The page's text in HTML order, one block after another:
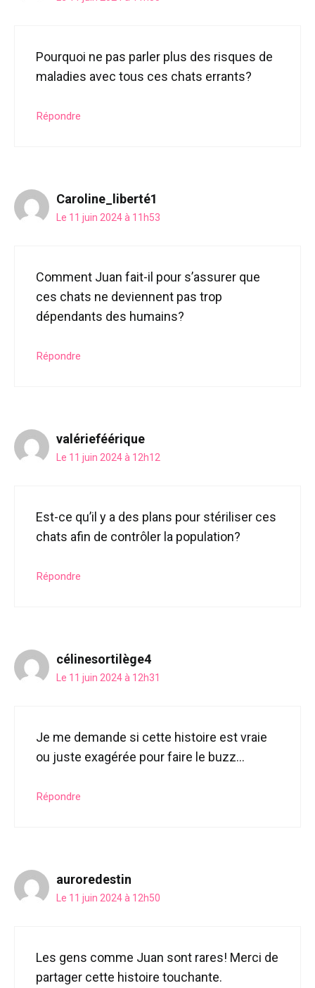
Pourquoi ne pas parler plus des risques de
maladies avec tous ces chats errants?
Répondre
Caroline_liberté1
Le 11 juin 2024 à 11h53
Comment Juan fait-il pour s’assurer que
ces chats ne deviennent pas trop
dépendants des humains?
Répondre
valérieféérique
Le 11 juin 2024 à 12h12
Est-ce qu’il y a des plans pour stériliser ces
chats afin de contrôler la population?
Répondre
célinesortilège4
Le 11 juin 2024 à 12h31
Je me demande si cette histoire est vraie
ou juste exagérée pour faire le buzz…
Répondre
auroredestin
Le 11 juin 2024 à 12h50
Les gens comme Juan sont rares! Merci de
partager cette histoire touchante.